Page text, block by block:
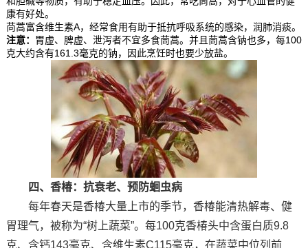
康有好处。
苘蒿富含维生素A，经常食用有助于抵抗呼吸系统的感染，润肺消痰。
注意： 胃虚、脾虚、泄泻者不宜多食茼蒿。并且茼蒿含钠也多，每100
克大约含有161.3毫克的钠，因此烹饪时也要少放盐。
四、香椿：抗衰老、预防蛔虫病
每年春天是香椿大量上市的季节，香椿能清热解毒、健
胃理气，被称为“树上蔬菜”。每100克香椿头中含蛋白质9.8
克、含钙143毫克、含维生素C115毫克，在蔬菜中位列前